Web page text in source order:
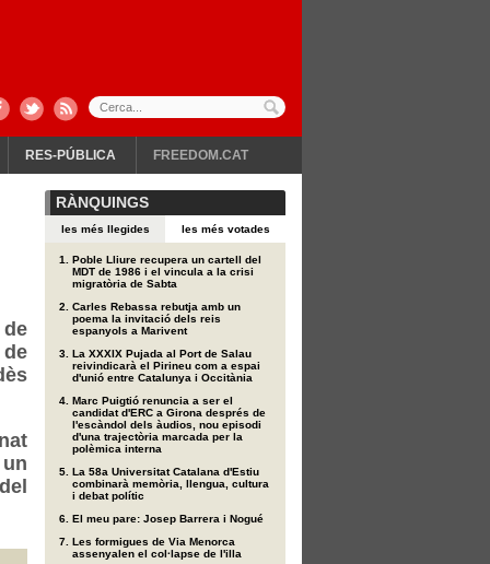
RES-PÚBLICA FREEDOM.CAT
RÀNQUINGS
les més llegides les més votades
Poble Lliure recupera un cartell del
MDT de 1986 i el vincula a la crisi
migratòria de Sabta
Carles Rebassa rebutja amb un
poema la invitació dels reis
espanyols a Marivent
La XXXIX Pujada al Port de Salau
reivindicarà el Pirineu com a espai
d'unió entre Catalunya i Occitània
Marc Puigtió renuncia a ser el
candidat d'ERC a Girona després de
l'escàndol dels àudios, nou episodi
d'una trajectòria marcada per la
polèmica interna
La 58a Universitat Catalana d'Estiu
combinarà memòria, llengua, cultura
i debat polític
El meu pare: Josep Barrera i Nogué
Les formigues de Via Menorca
assenyalen el col·lapse de l'illa